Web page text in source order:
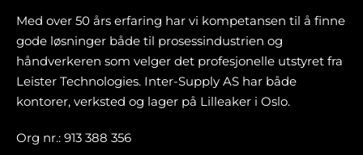
Med over 50 års erfaring har vi kompetansen til å finne
gode løsninger både til prosessindustrien og
håndverkeren som velger det profesjonelle utstyret fra
Leister Technologies. Inter-Supply AS har både
kontorer, verksted og lager på Lilleaker i Oslo.
Org nr.: 913 388 356